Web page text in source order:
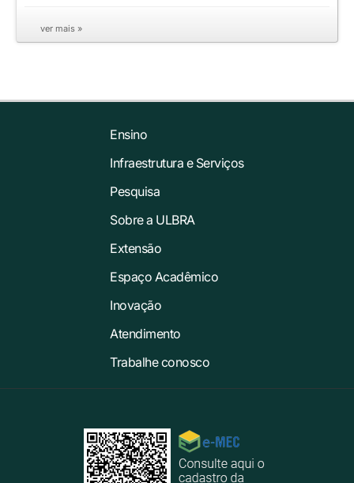
ver mais »
Ensino
Infraestrutura e Serviços
Pesquisa
Sobre a ULBRA
Extensão
Espaço Acadêmico
Inovação
Atendimento
Trabalhe conosco